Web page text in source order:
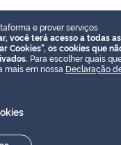
e prover serviços
você terá acesso a todas as
Cookies", os cookies que
Para escolher quais
mais em nossa Declaração